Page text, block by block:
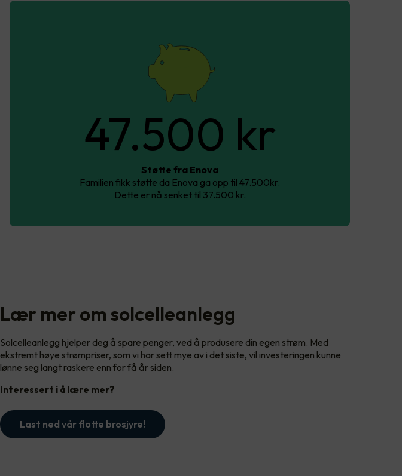
47.500 kr
Støtte fra Enova
Familien fikk støtte da Enova ga opp til 47.500kr.
Dette er nå senket til 37.500 kr.
Lær mer om solcelleanlegg
Solcelleanlegg hjelper deg å spare penger, ved å produsere din egen strøm. Med
ekstremt høye strømpriser, som vi har sett mye av i det siste, vil investeringen kunne
lønne seg langt raskere enn for få år siden.
Interessert i å lære mer?
Last ned vår flotte brosjyre!